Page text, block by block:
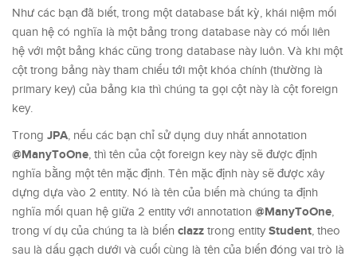
Như các bạn đã biết, trong một database bất kỳ, khái niệm mối
quan hệ có nghĩa là một bảng trong database này có mối liên
hệ với một bảng khác cũng trong database này luôn. Và khi một
cột trong bảng này tham chiếu tới một khóa chính (thường là
primary key) của bảng kia thì chúng ta gọi cột này là cột foreign
key.
Trong JPA, nếu các bạn chỉ sử dụng duy nhất annotation
@ManyToOne, thì tên của cột foreign key này sẽ được định
nghĩa bằng một tên mặc định. Tên mặc định này sẽ được xây
dựng dựa vào 2 entity. Nó là tên của biến mà chúng ta định
nghĩa mối quan hệ giữa 2 entity với annotation @ManyToOne,
trong ví dụ của chúng ta là biến clazz trong entity Student, theo
sau là dấu gạch dưới và cuối cùng là tên của biến đóng vai trò là